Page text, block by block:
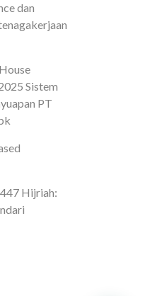
dan
Sistem
PT
Hijriah: